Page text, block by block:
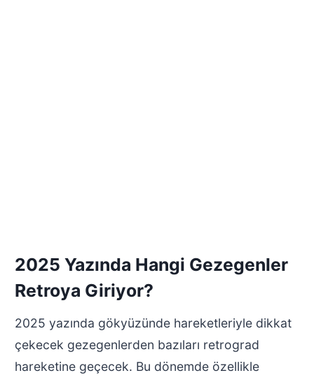
2025 Yazında Hangi Gezegenler
Retroya Giriyor?
2025 yazında gökyüzünde hareketleriyle dikkat
çekecek gezegenlerden bazıları retrograd
hareketine geçecek. Bu dönemde özellikle